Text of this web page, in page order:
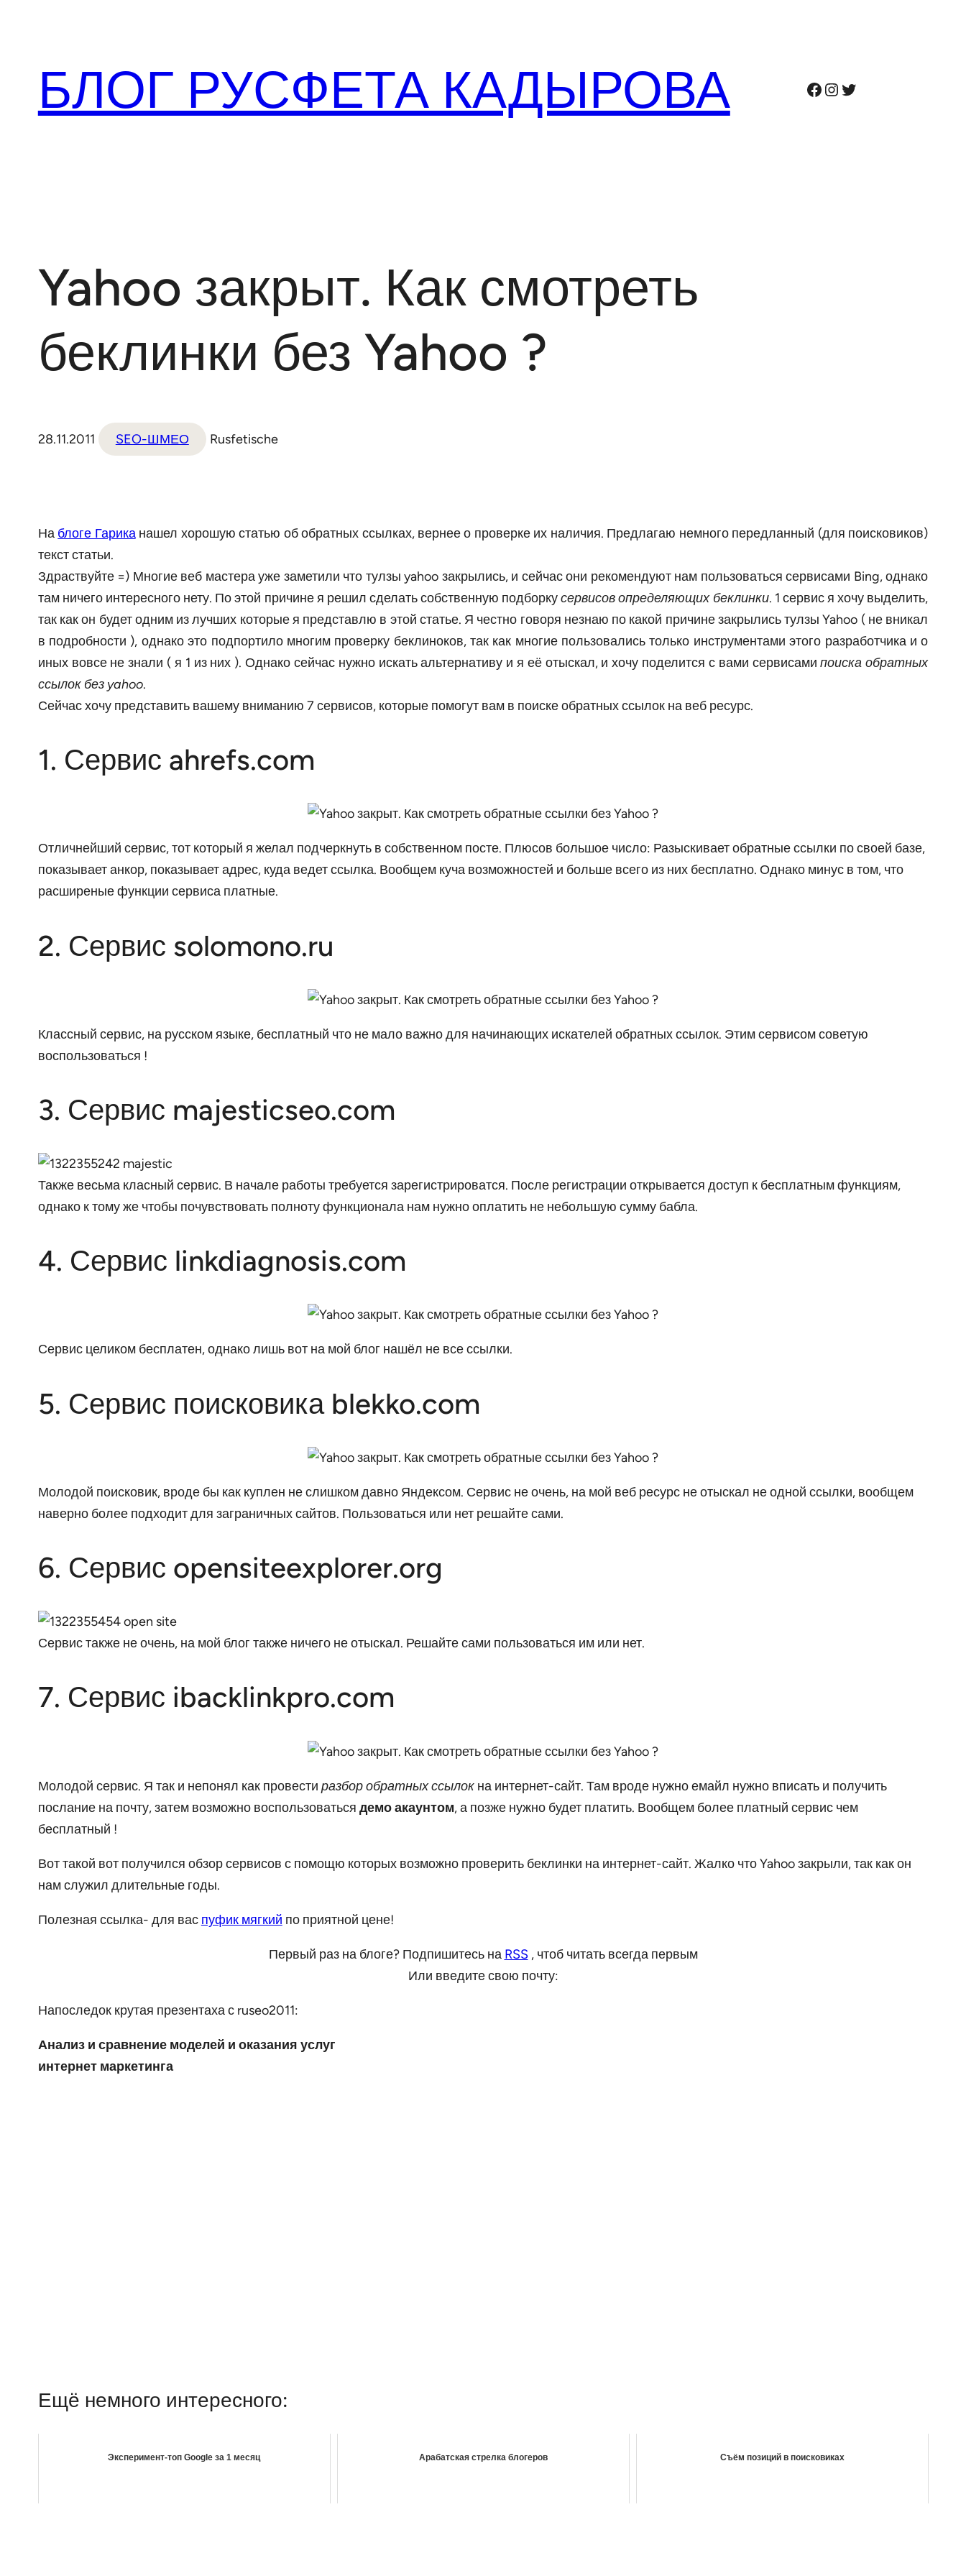
БЛОГ РУСФЕТА КАДЫРОВА Facebook
Instagram
Twitter
Yahoo закрыт. Как смотреть
беклинки без Yahoo ?
28.11.2011 SEO-ШМЕО Rusfetische
На блоге Гариканашел хорошую статью об обратных ссылках, вернее о проверке их наличия. Предлагаю немного передланный (для поисковиков)
текст статьи.
Здраствуйте =) Многие веб мастера уже заметили что тулзы yahoo закрылись, и сейчас они рекомендуют нам пользоваться сервисами Bing, однако
там ничего интересного нету. По этой причине я решил сделать собственную подборкусервисов определяющих беклинки. 1 сервис я хочу выделить,
так как он будет одним из лучших которые я представлю в этой статье. Я честно говоря незнаю по какой причине закрылись тулзы Yahoo ( не вникал
в подробности ), однако это подпортило многим проверку беклиноков, так как многие пользовались только инструментами этого разработчика и о
иных вовсе не знали ( я 1 из них ). Однако сейчас нужно искать альтернативу и я её отыскал, и хочу поделится с вами сервисамипоиска обратных
ссылок без yahoo.
Сейчас хочу представить вашему вниманию 7 сервисов, которые помогут вам в поиске обратных ссылок на веб ресурс.
1. Сервис ahrefs.com
Отличнейший сервис, тот который я желал подчеркнуть в собственном посте. Плюсов большое число: Разыскивает обратные ссылки по своей базе,
показывает анкор, показывает адрес, куда ведет ссылка. Вообщем куча возможностей и больше всего из них бесплатно. Однако минус в том, что
расширеные функции сервиса платные.
2. Сервис solomono.ru
Классный сервис, на русском языке, бесплатный что не мало важно для начинающих искателей обратных ссылок. Этим сервисом советую
воспользоваться !
3. Сервис majesticseo.com
Также весьма класный сервис. В начале работы требуется зарегистрироватся. После регистрации открывается доступ к бесплатным функциям,
однако к тому же чтобы почувствовать полноту функционала нам нужно оплатить не небольшую сумму бабла.
4. Сервис linkdiagnosis.com
Сервис целиком бесплатен, однако лишь вот на мой блог нашёл не все ссылки.
5. Сервис поисковика blekko.com
Молодой поисковик, вроде бы как куплен не слишком давно Яндексом. Сервис не очень, на мой веб ресурс не отыскал не одной ссылки, вообщем
наверно более подходит для заграничных сайтов. Пользоваться или нет решайте сами.
6. Сервис opensiteexplorer.org
Сервис также не очень, на мой блог также ничего не отыскал. Решайте сами пользоваться им или нет.
7. Сервис ibacklinkpro.com
Молодой сервис. Я так и непонял как провести разбор обратных ссылокна интернет-сайт. Там вроде нужно емайл нужно вписать и получить
послание на почту, затем возможно воспользоваться демо акаунтом, а позже нужно будет платить. Вообщем более платный сервис чем
бесплатный !
Вот такой вот получился обзор сервисов с помощю которых возможно проверить беклинки на интернет-сайт. Жалко что Yahoo закрыли, так как он
нам служил длительные годы.
Полезная ссылка- для вас пуфик мягкий по приятной цене!
Первый раз на блоге? Подпишитесь на RSS , чтоб читать всегда первым
Или введите свою почту:
Напоследок крутая презентаха с ruseo2011:
Анализ и сравнение моделей и оказания услуг
интернет маркетинга
Ещё немного интересного:
Эксперимент-топ Google за 1 месяц Арабатская стрелка блогеров Съём позиций в поисковиках